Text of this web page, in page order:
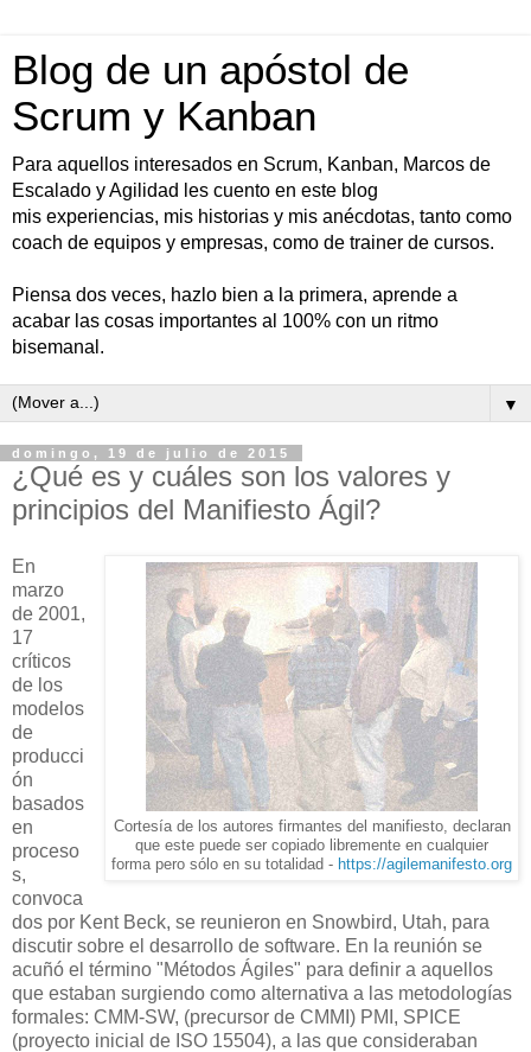
Blog de un apóstol de
Scrum y Kanban
Para aquellos interesados en Scrum, Kanban, Marcos de
Escalado y Agilidad les cuento en este blog
mis experiencias, mis historias y mis anécdotas, tanto como
coach de equipos y empresas, como de trainer de cursos.
Piensa dos veces, hazlo bien a la primera, aprende a
acabar las cosas importantes al 100% con un ritmo
bisemanal.
▼
domingo, 19 de julio de 2015
¿Qué es y cuáles son los valores y
principios del Manifiesto Ágil?
Cortesía de los autores firmantes del manifiesto, declaran
que este puede ser copiado libremente en cualquier
forma pero sólo en su totalidad - https://agilemanifesto.org
En
marzo
de 2001,
17
críticos
de los
modelos
de
producci
ón
basados
en
proceso
s,
convoca
dos por Kent Beck, se reunieron en Snowbird, Utah, para
discutir sobre el desarrollo de software. En la reunión se
acuñó el término "Métodos Ágiles" para definir a aquellos
que estaban surgiendo como alternativa a las metodologías
formales: CMM-SW, (precursor de CMMI) PMI, SPICE
(proyecto inicial de ISO 15504), a las que consideraban